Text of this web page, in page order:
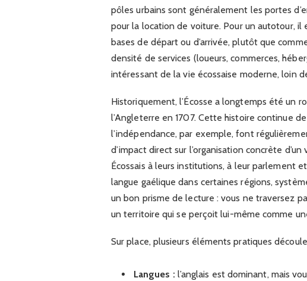
pôles urbains sont généralement les portes
pour la location de voiture. Pour un autotour,
bases de départ ou d’arrivée, plutôt que
densité de services (loueurs, commerces,
intéressant de la vie écossaise moderne, loin
Historiquement, l’Écosse a longtemps été un
l’Angleterre en 1707. Cette histoire continue
l’indépendance, par exemple, font
d’impact direct sur l’organisation concrète
Écossais à leurs institutions, à leur parlement
langue gaélique dans certaines régions,
un bon prisme de lecture : vous ne traversez
un territoire qui se perçoit lui-même comme
Sur place, plusieurs éléments pratiques
Langues : l’anglais est dominant, mais